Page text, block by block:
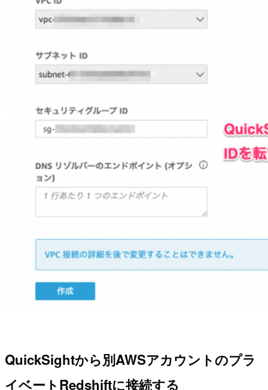
QuickSightから別AWSアカウントのプラ
イベートRedshiftに接続する